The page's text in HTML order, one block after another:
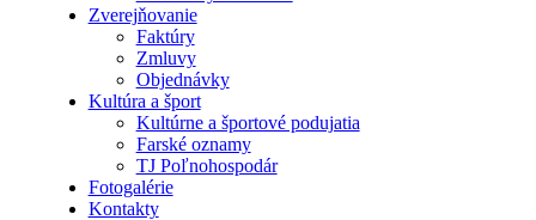
Zverejňovanie
Faktúry
Zmluvy
Objednávky
Kultúra a šport
Kultúrne a športové podujatia
Farské oznamy
TJ Poľnohospodár
Fotogalérie
Kontakty